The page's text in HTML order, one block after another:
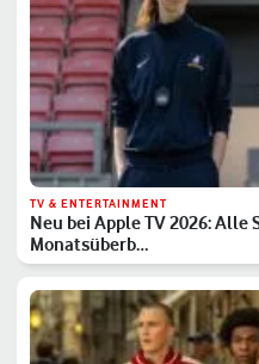
TV & ENTERTAINMENT
Neu bei Apple TV 2026:
Monatsüberb…